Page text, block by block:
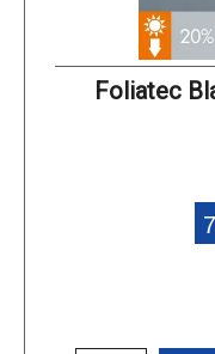
Foliatec